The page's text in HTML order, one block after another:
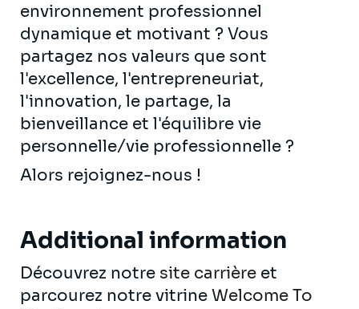
environnement professionnel
dynamique et motivant ? Vous
partagez nos valeurs que sont
l'excellence, l'entrepreneuriat,
l'innovation, le partage, la
bienveillance et l'équilibre vie
personnelle/vie professionnelle ?
Alors rejoignez-nous !
Additional information
Découvrez notre site carrière et
parcourez notre vitrine Welcome To